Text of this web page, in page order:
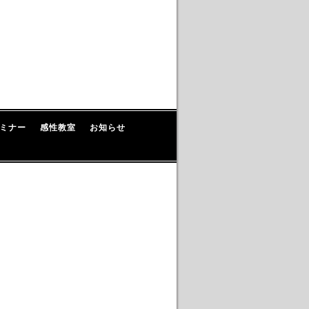
ナー 感性教室
お知らせ